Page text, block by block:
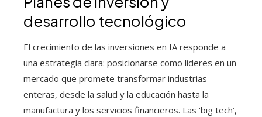
desarrollo tecnológico
El crecimiento de las inversiones en IA responde a
una estrategia clara: posicionarse como líderes en un
mercado que promete transformar industrias
enteras, desde la salud y la educación hasta la
manufactura y los servicios financieros. Las ‘big tech’,